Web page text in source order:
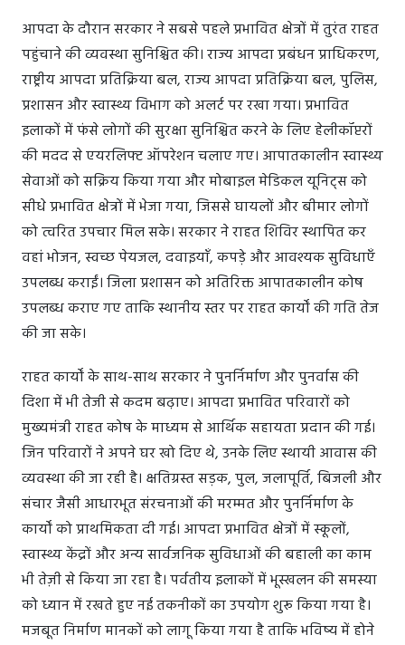
आपदा के दौरान सरकार ने सबसे पहले प्रभावित क्षेत्रों में तुरंत राहत
पहुंचाने की व्यवस्था सुनिश्चित की। राज्य आपदा प्रबंधन प्राधिकरण,
राष्ट्रीय आपदा प्रतिक्रिया बल, राज्य आपदा प्रतिक्रिया बल, पुलिस,
प्रशासन और स्वास्थ्य विभाग को अलर्ट पर रखा गया। प्रभावित
इलाकों में फंसे लोगों की सुरक्षा सुनिश्चित करने के लिए हेलीकॉप्टरों
की मदद से एयरलिफ्ट ऑपरेशन चलाए गए। आपातकालीन स्वास्थ्य
सेवाओं को सक्रिय किया गया और मोबाइल मेडिकल यूनिट्स को
सीधे प्रभावित क्षेत्रों में भेजा गया, जिससे घायलों और बीमार लोगों
को त्वरित उपचार मिल सके। सरकार ने राहत शिविर स्थापित कर
वहां भोजन, स्वच्छ पेयजल, दवाइयाँ, कपड़े और आवश्यक सुविधाएँ
उपलब्ध कराईं। जिला प्रशासन को अतिरिक्त आपातकालीन कोष
उपलब्ध कराए गए ताकि स्थानीय स्तर पर राहत कार्यों की गति तेज
की जा सके।
राहत कार्यों के साथ-साथ सरकार ने पुनर्निर्माण और पुनर्वास की
दिशा में भी तेजी से कदम बढ़ाए। आपदा प्रभावित परिवारों को
मुख्यमंत्री राहत कोष के माध्यम से आर्थिक सहायता प्रदान की गई।
जिन परिवारों ने अपने घर खो दिए थे, उनके लिए स्थायी आवास की
व्यवस्था की जा रही है। क्षतिग्रस्त सड़क, पुल, जलापूर्ति, बिजली और
संचार जैसी आधारभूत संरचनाओं की मरम्मत और पुनर्निर्माण के
कार्यों को प्राथमिकता दी गई। आपदा प्रभावित क्षेत्रों में स्कूलों,
स्वास्थ्य केंद्रों और अन्य सार्वजनिक सुविधाओं की बहाली का काम
भी तेज़ी से किया जा रहा है। पर्वतीय इलाकों में भूस्खलन की समस्या
को ध्यान में रखते हुए नई तकनीकों का उपयोग शुरू किया गया है।
मजबूत निर्माण मानकों को लागू किया गया है ताकि भविष्य में होने